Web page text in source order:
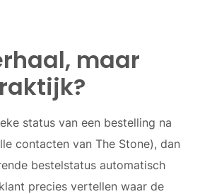
maar
status van een bestelling na
contacten van The Stone), dan
bestelstatus automatisch
precies vertellen waar de